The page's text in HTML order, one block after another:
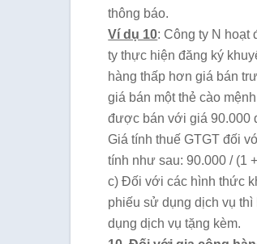
thông báo.
Ví dụ 10: Công ty N hoạt
ty thực hiện đăng ký
hàng thấp hơn giá bán
giá bán một thẻ cào
được bán với giá 90.000
Giá tính thuế GTGT đối
tính như sau: 90.000 / (1
c) Đối với các hình thức
phiếu sử dụng dịch vụ
dụng dịch vụ tặng kèm.